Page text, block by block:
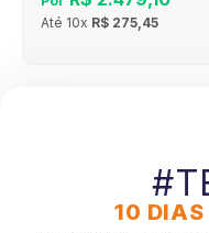
Até 10x R$ 275,45
10 DIAS